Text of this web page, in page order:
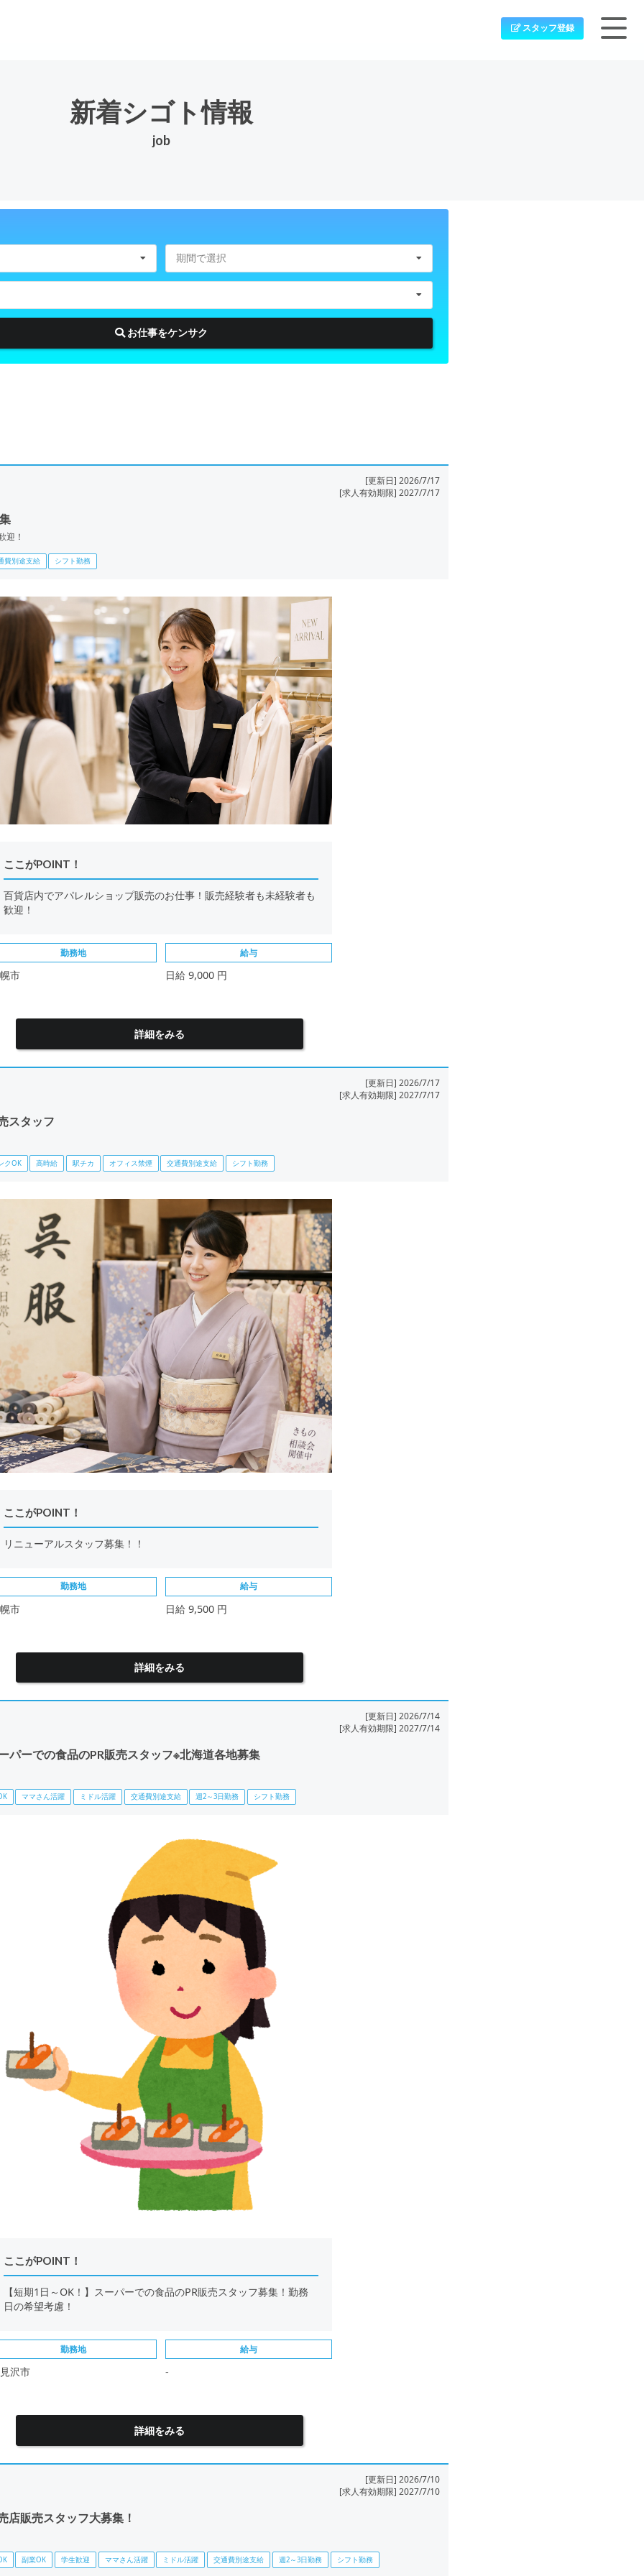
スタッフ登録
新着シゴト情報
job
期間で選択
お仕事をケンサク
[更新日] 2026/7/17
[求人有効期限] 2027/7/17
迎！
費別途支給 シフト勤務
ここがPOINT！
百貨店内でアパレルショップ販売のお仕事！販売経験者も未経験者も
歓迎！
勤務地
市
給与
日給 9,000 円
詳細をみる
[更新日] 2026/7/17
[求人有効期限] 2027/7/17
スタッフ
クOK 高時給 駅チカ オフィス禁煙 交通費別途支給 シフト勤務
ここがPOINT！
リニューアルスタッフ募集！！
勤務地
市
給与
日給 9,500 円
詳細をみる
[更新日] 2026/7/14
[求人有効期限] 2027/7/14
パーでの食品のPR販売スタッフ※北海道各地募集
ママさん活躍 ミドル活躍 交通費別途支給 週2～3日勤務 シフト勤務
ここがPOINT！
【短期1日～OK！】スーパーでの食品のPR販売スタッフ募集！勤務
日の希望考慮！
勤務地
沢市
給与
-
詳細をみる
[更新日] 2026/7/10
[求人有効期限] 2027/7/10
店販売スタッフ大募集！
副業OK 学生歓迎 ママさん活躍 ミドル活躍 交通費別途支給 週2～3日勤務 シフト勤務